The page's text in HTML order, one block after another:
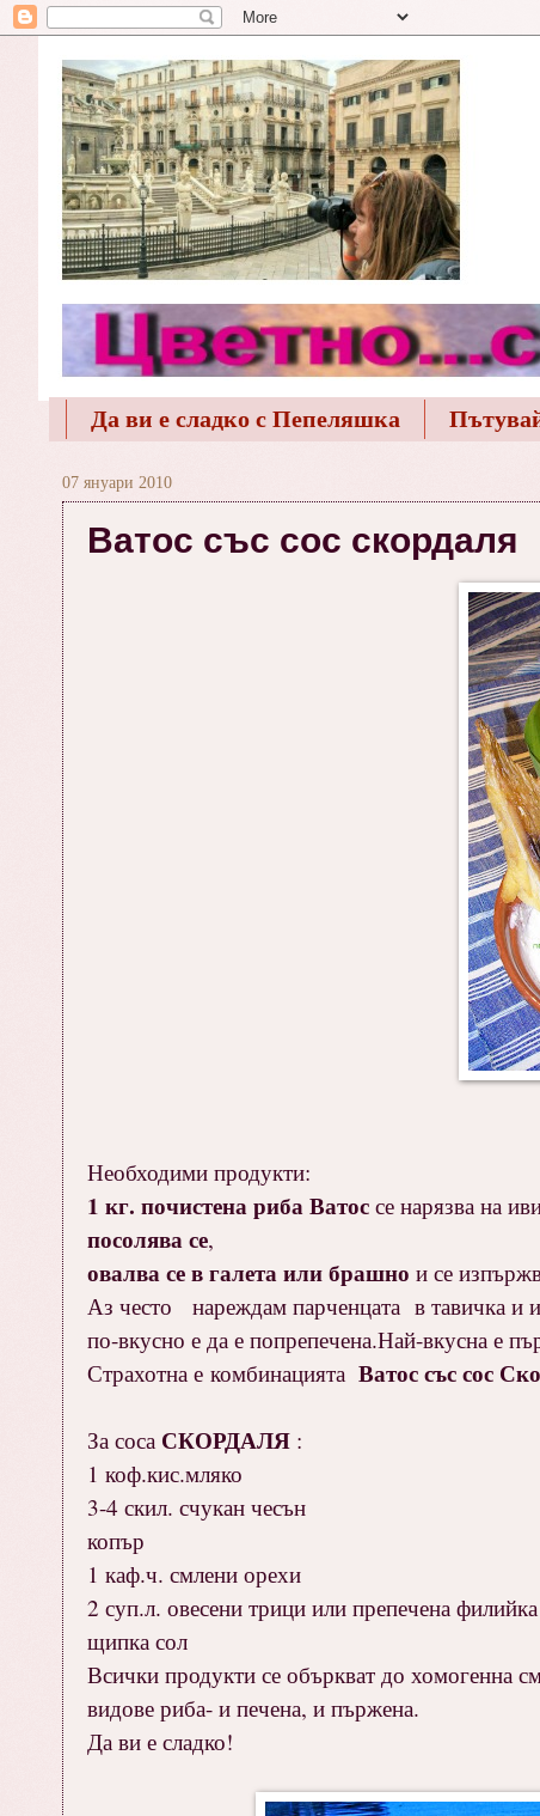
Да ви е сладко с Пепеляшка
07 януари 2010
Ватос със сос скордаля
Необходими продукти:
1 кг. почистена риба Ватос се нарязва на
посолява се,
овалва се в галета или брашно и се
Аз често нареждам парченцата в тавичка и
по-вкусно е да е попрепечена.Най-вкусна е
Страхотна е комбинацията Ватос със сос
За соса СКОРДАЛЯ :
1 коф.кис.мляко
3-4 скил. счукан чесън
копър
1 каф.ч. смлени орехи
2 суп.л. овесени трици или препечена
щипка сол
Всички продукти се объркват до хомогенна
видове риба- и печена, и пържена.
Да ви е сладко!